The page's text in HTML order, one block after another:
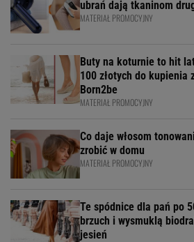
ubrań dają tkaninom
MATERIAŁ PROMOCYJNY
Buty na koturnie to hit
100 złotych do kupienia
Born2be
MATERIAŁ PROMOCYJNY
Co daje włosom
zrobić w domu
MATERIAŁ PROMOCYJNY
Te spódnice dla pań po
brzuch i wysmuklą
jesień